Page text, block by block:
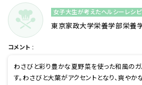
女子大生が考えたヘルシーレシピ
東京家政大学栄養学部栄養
コメント :
わさびと彩り豊かな夏野菜を使った和風の
す。わさびと大葉がアクセントとなり、爽や